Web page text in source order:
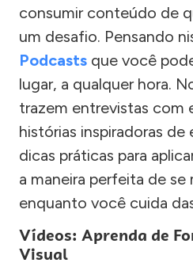
consumir conteúdo de
um desafio. Pensando
Podcasts que você
lugar, a qualquer hora.
trazem entrevistas com
histórias inspiradoras
dicas práticas para
a maneira perfeita de
enquanto você cuida
Vídeos: Aprenda de
Visual